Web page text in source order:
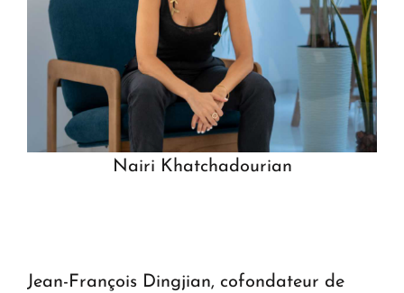
Nairi Khatchadourian
Jean-François Dingjian, cofondateur de